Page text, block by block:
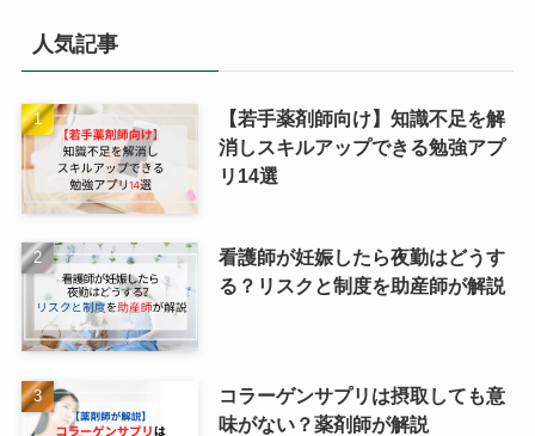
人気記事
【若手薬剤師向け】知識不足を解
消しスキルアップできる勉強アプ
リ14選
看護師が妊娠したら夜勤はどうす
る？リスクと制度を助産師が解説
コラーゲンサプリは摂取しても意
味がない？薬剤師が解説